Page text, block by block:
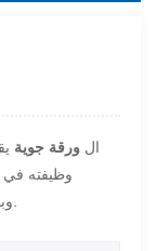
ال ورقة جوية
وظيفته في
وبالتالي الحفاظ على الفوط الصحية جافة ومريحة.